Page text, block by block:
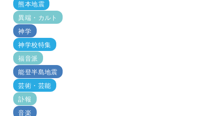
熊本地震
異端・カルト
神学
神学校特集
福音派
能登半島地震
芸術・芸能
訃報
音楽